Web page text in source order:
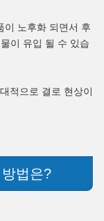
이 노후화 되면서 후
이 유입 될 수 있습
적으로 결로 현상이
법은?